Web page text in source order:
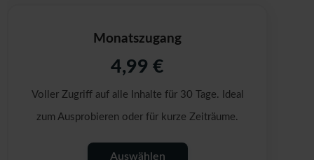
Monatszugang
4,99 €
Voller Zugriff auf alle Inhalte für 30 Tage. Ideal
zum Ausprobieren oder für kurze Zeiträume.
Auswählen